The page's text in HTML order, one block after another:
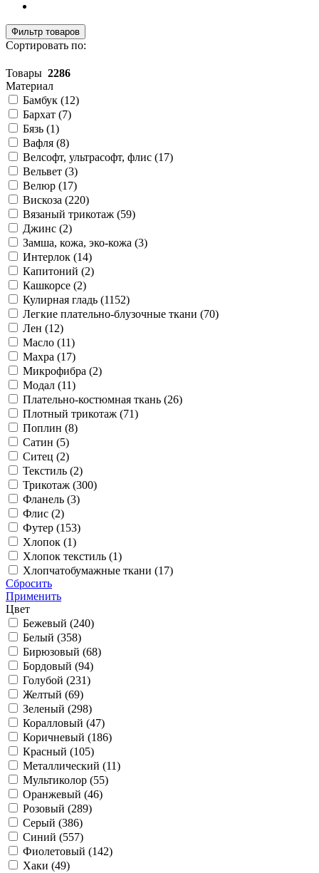
Фильтр товаров
Сортировать по:
Товары 2286
Материал
Бамбук (12)
Бархат (7)
Бязь (1)
Вафля (8)
Велсофт, ультрасофт, флис (17)
Вельвет (3)
Велюр (17)
Вискоза (220)
Вязаный трикотаж (59)
Джинс (2)
Замша, кожа, эко-кожа (3)
Интерлок (14)
Капитоний (2)
Кашкорсе (2)
Кулирная гладь (1152)
Легкие плательно-блузочные ткани (70)
Лен (12)
Масло (11)
Махра (17)
Микрофибра (2)
Модал (11)
Плательно-костюмная ткань (26)
Плотный трикотаж (71)
Поплин (8)
Сатин (5)
Ситец (2)
Текстиль (2)
Трикотаж (300)
Фланель (3)
Флис (2)
Футер (153)
Хлопок (1)
Хлопок текстиль (1)
Хлопчатобумажные ткани (17)
Сбросить
Применить
Цвет
Бежевый (240)
Белый (358)
Бирюзовый (68)
Бордовый (94)
Голубой (231)
Желтый (69)
Зеленый (298)
Коралловый (47)
Коричневый (186)
Красный (105)
Металлический (11)
Мультиколор (55)
Оранжевый (46)
Розовый (289)
Серый (386)
Синий (557)
Фиолетовый (142)
Хаки (49)